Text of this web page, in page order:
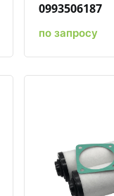
0993506187
по запросу